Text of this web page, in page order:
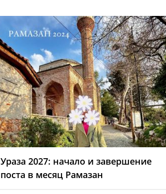
Ураза 2027: начало и завершение
поста в месяц Рамазан